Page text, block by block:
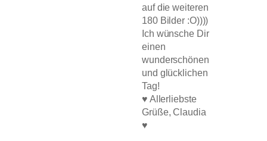
auf die weiteren
180 Bilder :O))))
Ich wünsche Dir
einen
wunderschönen
und glücklichen
Tag!
♥ Allerliebste
Grüße, Claudia
♥